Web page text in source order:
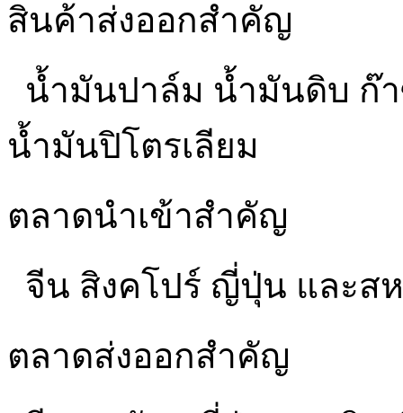
สินค้าส่งออกสำคัญ
น้ำมันปาล์ม น้ำมันดิบ ก๊
น้ำมันปิโตรเลียม
ตลาดนำเข้าสำคัญ
จีน สิงคโปร์ ญี่ปุ่น และส
ตลาดส่งออกสำคัญ